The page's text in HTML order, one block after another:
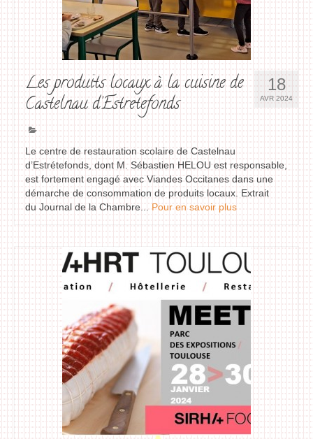
18
AVR 2024
Les produits locaux à la cuisine de
Castelnau d’Estretefonds
Le centre de restauration scolaire de Castelnau
d’Estrétefonds, dont M. Sébastien HELOU est responsable,
est fortement engagé avec Viandes Occitanes dans une
démarche de consommation de produits locaux. Extrait
du Journal de la Chambre... Pour en savoir plus